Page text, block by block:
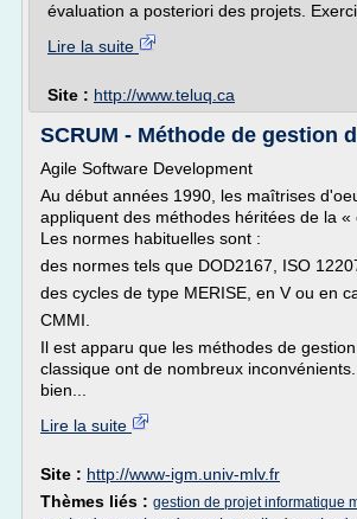
évaluation a posteriori des projets.
Lire la suite
Site : http://www.teluq.ca
SCRUM - Méthode de gestion
Agile Software Development
Au début années 1990, les maîtrises
appliquent des méthodes héritées de la «
Les normes habituelles sont :
des normes tels que DOD2167, ISO
des cycles de type MERISE, en V ou en
CMMI.
Il est apparu que les méthodes de
classique ont de nombreux
bien...
Lire la suite
Site : http://www-igm.univ-mlv.fr
Thèmes liés : gestion de projet informatique